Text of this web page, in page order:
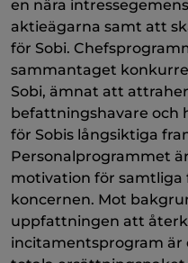
en nära
aktieägarna samt att
för Sobi.
sammantaget
Sobi, ämnat att
befattningshavare och
för Sobis långsiktiga
Personalprogrammet
motivation för samtliga
koncernen. Mot
uppfattningen att
incitamentsprogram är